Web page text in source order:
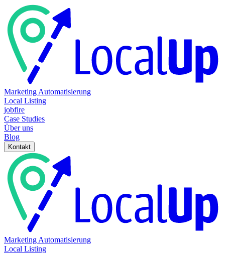
Marketing Automatisierung
Local Listing
jobfire
Case Studies
Über uns
Blog
Kontakt
Marketing Automatisierung
Local Listing